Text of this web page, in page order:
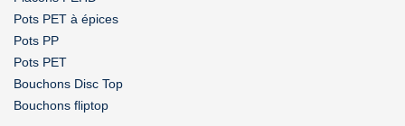
Pots PET à épices
Pots PP
Pots PET
Bouchons Disc Top
Bouchons fliptop